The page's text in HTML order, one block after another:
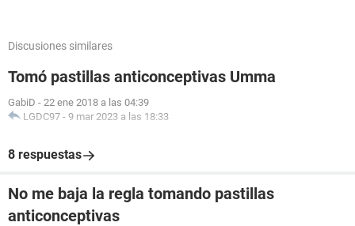
Discusiones similares
Tomó pastillas anticonceptivas Umma
GabiD - 22 ene 2018 a las 04:39
LGDC97 - 9 mar 2023 a las 18:33
8 respuestas
No me baja la regla tomando pastillas
anticonceptivas